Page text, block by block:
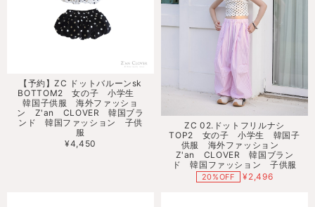
【予約】ZC ドットバルーンsk
BOTTOM2 女の子 小学生
韓国子供服 海外ファッショ
ン Z'an CLOVER 韓国ブラ
ンド 韓国ファッション 子供
服
¥4,450
ZC 02.ドットフリルナシ
TOP2 女の子 小学生 韓国子
供服 海外ファッション
Z'an CLOVER 韓国ブラン
ド 韓国ファッション 子供服
20%OFF ¥2,496